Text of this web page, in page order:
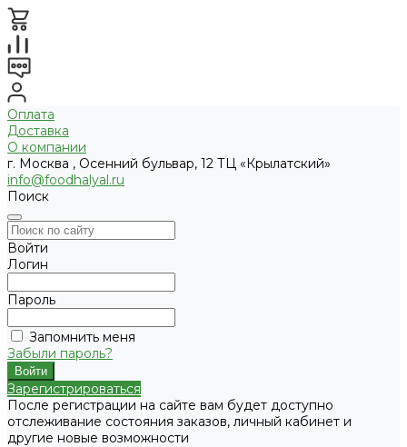
Оплата
Доставка
О компании
г. Москва , Осенний бульвар, 12 ТЦ «Крылатский»
info@foodhalyal.ru
Поиск
Войти
Логин
Пароль
Запомнить меня
Забыли пароль?
Зарегистрироваться
После регистрации на сайте вам будет доступно
отслеживание состояния заказов, личный кабинет и
другие новые возможности